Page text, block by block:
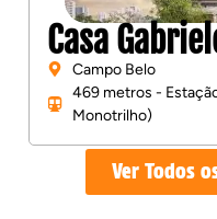
Casa Gabriele
Campo Belo
469 metros - Estação
Monotrilho)
Ver Todos